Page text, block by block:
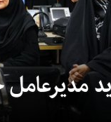
مدیرعامل